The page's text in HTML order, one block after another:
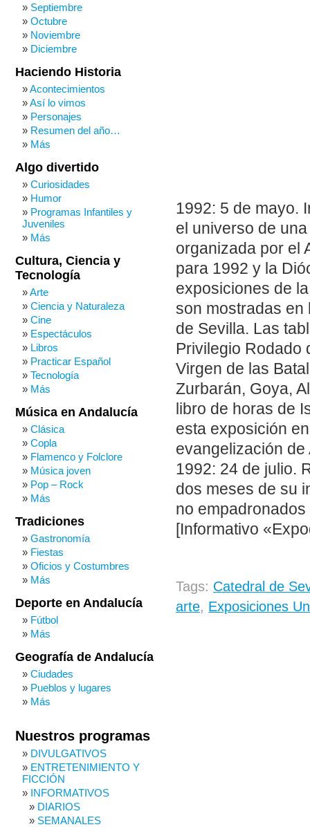
1992: 5 de mayo.
el universo de
organizada por el
para 1992 y la
exposiciones de
son mostradas en
de Sevilla. Las
Privilegio Rodado
Virgen de las
Zurbarán, Goya,
libro de horas de
esta exposición
evangelización de
1992: 24 de julio.
dos meses de su
no empadronados
[Informativo
Tags: Catedral de
arte, Exposiciones
Septiembre
Octubre
Noviembre
Diciembre
Haciendo Historia
Acontecimientos
Así lo vimos
Personajes
Resumen del año…
Más
Algo divertido
Curiosidades
Humor
Programas Infantiles y
Juveniles
Más
Cultura, Ciencia y
Tecnología
Arte
Ciencia y Naturaleza
Cine
Espectáculos
Libros
Practicar Español
Tecnología
Más
Música en Andalucía
Clásica
Copla
Flamenco y Folclore
Música joven
Pop – Rock
Más
Tradiciones
Gastronomía
Fiestas
Oficios y Costumbres
Más
Deporte en Andalucía
Fútbol
Más
Geografía de Andalucía
Ciudades
Pueblos y lugares
Más
Nuestros programas
DIVULGATIVOS
ENTRETENIMIENTO Y
FICCIÓN
INFORMATIVOS
DIARIOS
SEMANALES